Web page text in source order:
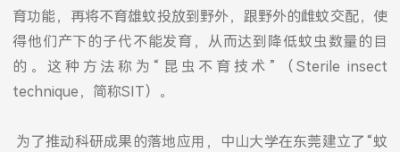
育功能，再将不育雄蚊投放到野外，跟野外的雌蚊交配，使
得他们产下的子代不能发育，从而达到降低蚊虫数量的目
的。这种方法称为“昆虫不育技术”（Sterile insect
technique，简称SIT）。
为了推动科研成果的落地应用，中山大学在东莞建立了“蚊